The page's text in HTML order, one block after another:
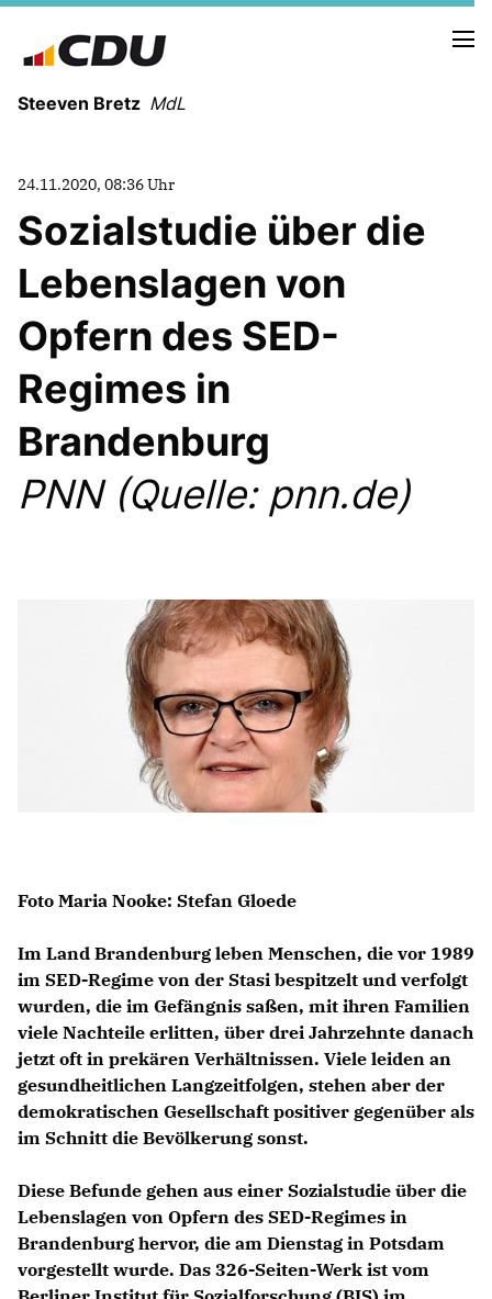
Steeven Bretz MdL
VITA
WAHLKREISBESUCHE
PRESSEFOTOS
MEIN BÜRGERBÜRO
ZIELE
Redebeiträge
Anträge CDU
CDU Deutschland
CDU Fraktion im Brandenburger Landtag
CDU Brandenburg
CDU Potsdam
24.11.2020, 08:36 Uhr
Sozialstudie über die
Lebenslagen von
Opfern des SED-
Regimes in
Brandenburg
PNN (Quelle: pnn.de)
Foto Maria Nooke: Stefan Gloede
Im Land Brandenburg leben Menschen, die vor 1989
im SED-Regime von der Stasi bespitzelt und verfolgt
wurden, die im Gefängnis saßen, mit ihren Familien
viele Nachteile erlitten, über drei Jahrzehnte danach
jetzt oft in prekären Verhältnissen. Viele leiden an
gesundheitlichen Langzeitfolgen, stehen aber der
demokratischen Gesellschaft positiver gegenüber als
im Schnitt die Bevölkerung sonst.
Diese Befunde gehen aus einer Sozialstudie über die
Lebenslagen von Opfern des SED-Regimes in
Brandenburg hervor, die am Dienstag in Potsdam
vorgestellt wurde. Das 326-Seiten-Werk ist vom